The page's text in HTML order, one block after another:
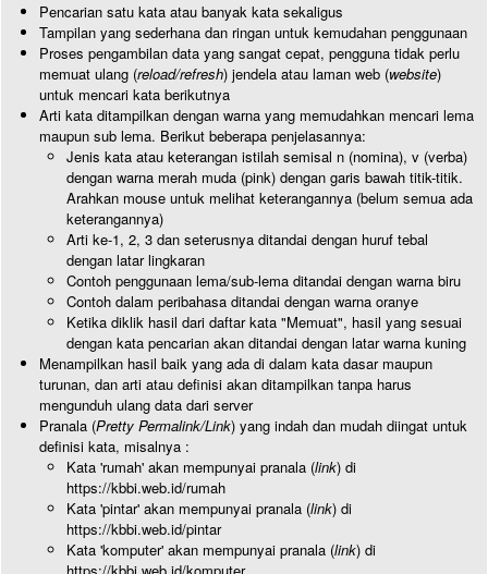
Pencarian satu kata atau banyak kata sekaligus
Tampilan yang sederhana dan ringan untuk kemudahan penggunaan
Proses pengambilan data yang sangat cepat, pengguna tidak perlu
memuat ulang (reload/refresh) jendela atau laman web (website)
untuk mencari kata berikutnya
Arti kata ditampilkan dengan warna yang memudahkan mencari lema
maupun sub lema. Berikut beberapa penjelasannya:
Jenis kata atau keterangan istilah semisal n (nomina), v (verba)
dengan warna merah muda (pink) dengan garis bawah titik-titik.
Arahkan mouse untuk melihat keterangannya (belum semua ada
keterangannya)
Arti ke-1, 2, 3 dan seterusnya ditandai dengan huruf tebal
dengan latar lingkaran
Contoh penggunaan lema/sub-lema ditandai dengan warna biru
Contoh dalam peribahasa ditandai dengan warna oranye
Ketika diklik hasil dari daftar kata "Memuat", hasil yang sesuai
dengan kata pencarian akan ditandai dengan latar warna kuning
Menampilkan hasil baik yang ada di dalam kata dasar maupun
turunan, dan arti atau definisi akan ditampilkan tanpa harus
mengunduh ulang data dari server
Pranala (Pretty Permalink/Link) yang indah dan mudah diingat untuk
definisi kata, misalnya :
Kata 'rumah' akan mempunyai pranala (link) di
https://kbbi.web.id/rumah
Kata 'pintar' akan mempunyai pranala (link) di
https://kbbi.web.id/pintar
Kata 'komputer' akan mempunyai pranala (link) di